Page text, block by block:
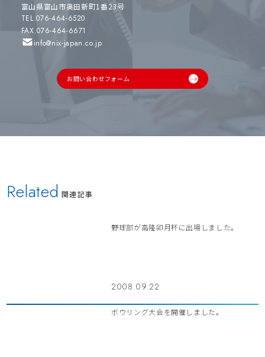
富山県富山市奥田新町1番23号
TEL.076-464-6520
FAX.076-464-6671
info@nix-japan.co.jp
お問い合わせフォーム
Related 関連記事
野球部が高隆卯月杯に出場しました。
2008.09.22
ボウリング大会を開催しました。